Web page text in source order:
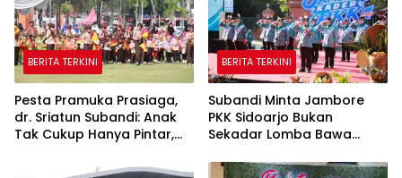
BERITA TERKINI
Pesta Pramuka Prasiaga,
dr. Sriatun Subandi: Anak
Tak Cukup Hanya Pintar,
Dibentuk Sejak Dini
BERITA TERKINI
Subandi Minta Jambore
PKK Sidoarjo Bukan
Sekadar Lomba Bawa
untuk Warga